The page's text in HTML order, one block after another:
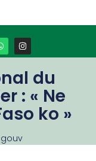
du
: « Ne
ko »